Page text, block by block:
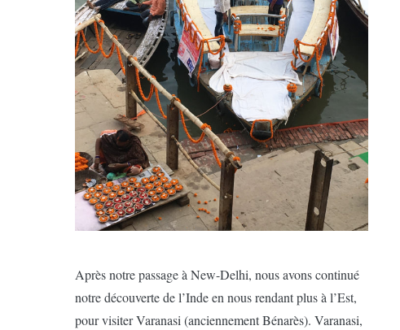
Après notre passage à New-Delhi, nous avons continué
notre découverte de l’Inde en nous rendant plus à l’Est,
pour visiter Varanasi (anciennement Bénarès). Varanasi,